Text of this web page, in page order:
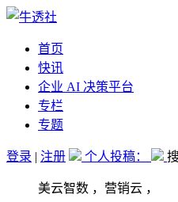
首页
快讯
企业 AI 决策平台
专栏
专题
登录 | 注册 个人投稿：
美云智数 ，营销云 ，